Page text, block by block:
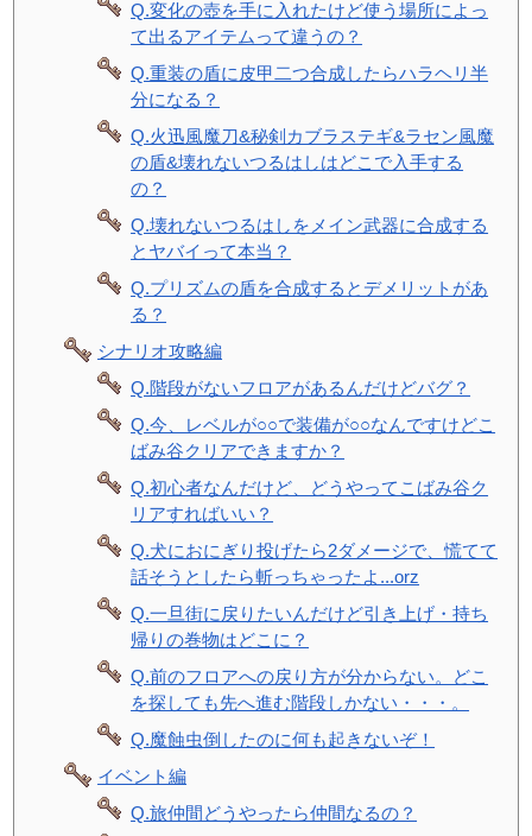
Q.変化の壺を手に入れたけど使う場所によっ
て出るアイテムって違うの？
Q.重装の盾に皮甲二つ合成したらハラヘリ半
分になる？
Q.火迅風魔刀&秘剣カブラステギ&ラセン風魔
の盾&壊れないつるはしはどこで入手する
の？
Q.壊れないつるはしをメイン武器に合成する
とヤバイって本当？
Q.プリズムの盾を合成するとデメリットがあ
る？
シナリオ攻略編
Q.階段がないフロアがあるんだけどバグ？
Q.今、レベルが○○で装備が○○なんですけどこ
ばみ谷クリアできますか？
Q.初心者なんだけど、どうやってこばみ谷ク
リアすればいい？
Q.犬におにぎり投げたら2ダメージで、慌てて
話そうとしたら斬っちゃったよ...orz
Q.一旦街に戻りたいんだけど引き上げ・持ち
帰りの巻物はどこに？
Q.前のフロアへの戻り方が分からない。どこ
を探しても先へ進む階段しかない・・・。
Q.魔蝕虫倒したのに何も起きないぞ！
イベント編
Q.旅仲間どうやったら仲間なるの？